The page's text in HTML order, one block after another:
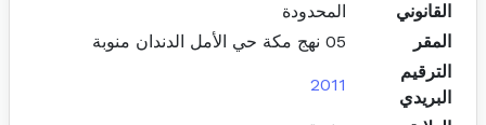
القانوني
المحدودة
المقر
05 نهج مكة حي الأمل الدندان منوبة
الترقيم
البريدي
2011